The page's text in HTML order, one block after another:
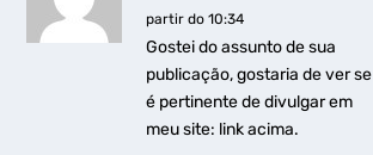
partir do 10:34
Gostei do assunto de sua
publicação, gostaria de ver se
é pertinente de divulgar em
meu site: link acima.